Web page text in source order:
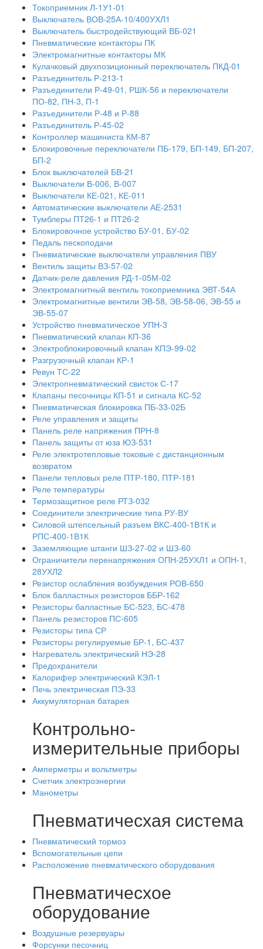
Токоприемник Л-1У1-01
Выключатель ВОВ-25А-10/400УХЛ1
Выключатель быстродействующий ВБ-021
Пневматические контакторы ПК
Электромагнитные контакторы МК
Кулачковый двухпозиционный переключатель ПКД-01
Разъединитель Р-213-1
Разъединители Р-49-01, РШК-56 и переключатели
ПО-82, ПН-3, П-1
Разъединители Р-48 и Р-88
Разъединитель Р-45-02
Контроллер машиниста КМ-87
Блокировочные переключатели ПБ-179, БП-149, БП-207,
БП-2
Блок выключателей БВ-21
Выключатели В-006, В-007
Выключатели КЕ-021, КЕ-011
Автоматические выключатели АЕ-2531
Тумблеры ПТ26-1 и ПТ26-2
Блокировочное устройство БУ-01, БУ-02
Педаль пескоподачи
Пневматические выключатели управления ПВУ
Вентиль защиты ВЗ-57-02
Датчик-реле давления РД-1-05М-02
Электромагнитный вентиль токоприемника ЭВТ-54А
Электромагнитные вентили ЭВ-58, ЭВ-58-06, ЭВ-55 и
ЭВ-55-07
Устройство пневматическое УПН-3
Пневматический клапан КП-36
Электроблокировочный клапан КПЭ-99-02
Разгрузочный клапан КР-1
Ревун ТС-22
Электропневматический свисток С-17
Клапаны песочницы КП-51 и сигнала КС-52
Пневматическая блокировка ПБ-33-02Б
Реле управления и защиты
Панель реле напряжения ПРН-8
Панель защиты от юза ЮЗ-531
Реле электротепловые токовые с дистанционным
возвратом
Панели тепловых реле ПТР-180, ПТР-181
Реле температуры
Термозащитное реле РТЗ-032
Соединители электрические типа РУ-ВУ
Силовой штепсельный разъем ВКС-400-1В1К и
РПС-400-1В1К
Заземляющие штанги ШЗ-27-02 и ШЗ-60
Ограничители перенапряжения ОПН-25УХЛ1 и ОПН-1,
28УХЛ2
Резистор ослабления возбуждения РОВ-650
Блок балластных резисторов ББР-162
Резисторы балластные БС-523, БС-478
Панель резисторов ПС-605
Резисторы типа СР
Резисторы регулируемые БР-1, БС-437
Нагреватель электрический НЭ-28
Предохранители
Калорифер электрический КЭЛ-1
Печь электрическая ПЭ-33
Аккумуляторная батарея
Контрольно-
измерительные приборы
Амперметры и вольтметры
Счетчик электроэнергии
Манометры
Пневматичесхая система
Пневматический тормоз
Вспомогательные цепи
Расположение пневматического оборудования
Пневматичесхое
оборудование
Воздушные резервуары
Форсунки песочниц